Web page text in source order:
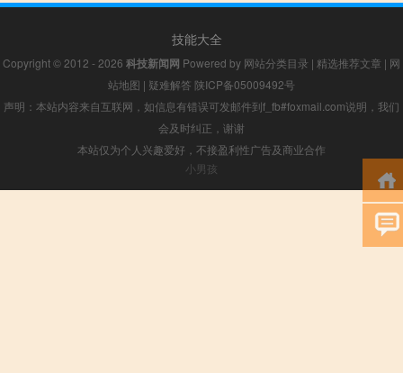
技能大全
Copyright © 2012 - 2026 科技新闻网 Powered by 网站分类目录 | 精选推荐文章 | 网
站地图 | 疑难解答 陕ICP备05009492号
声明：本站内容来自互联网，如信息有错误可发邮件到f_fb#foxmail.com说明，我们
会及时纠正，谢谢
本站仅为个人兴趣爱好，不接盈利性广告及商业合作
小男孩